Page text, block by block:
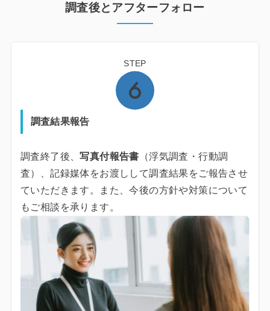
調査後とアフターフォロー
STEP
調査結果報告
調査終了後、写真付報告書 （浮気調査・行動調
査）、記録媒体をお渡しして調査結果をご報告させ
ていただきます。また、今後の方針や対策について
もご相談を承ります。